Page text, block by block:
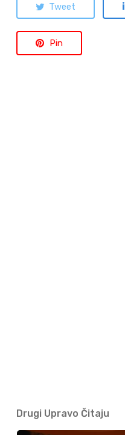
Tweet
Pin
Drugi Upravo Čitaju